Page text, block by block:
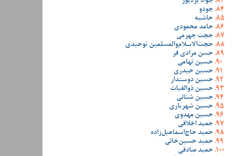
جودو
حاشیه
حامد محمودی
حجت جهرمی
حجت‌الاسلام‌والمسلمین توحیدی
حسن مرادی فر
حسین تهامی
حسین حیدری
حسین دوستدار
حسین ذوالغیاث
حسین شنانی
حسین شهریاری
حسین مهدوی
حمید اخلاقی
حمید حاج‌اسماعیل‌زاده
حمید حسین‌خانی
حمید صادقی